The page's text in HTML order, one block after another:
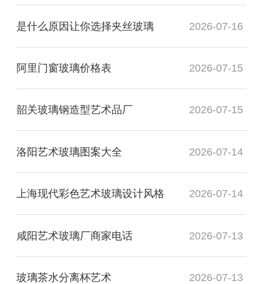
是什么原因让你选择夹丝玻璃 2026-07-16
阿里门窗玻璃价格表 2026-07-15
韶关玻璃钢造型艺术品厂 2026-07-15
洛阳艺术玻璃图案大全 2026-07-14
上海现代彩色艺术玻璃设计风格 2026-07-14
咸阳艺术玻璃厂商家电话 2026-07-13
玻璃茶水分离杯艺术 2026-07-13